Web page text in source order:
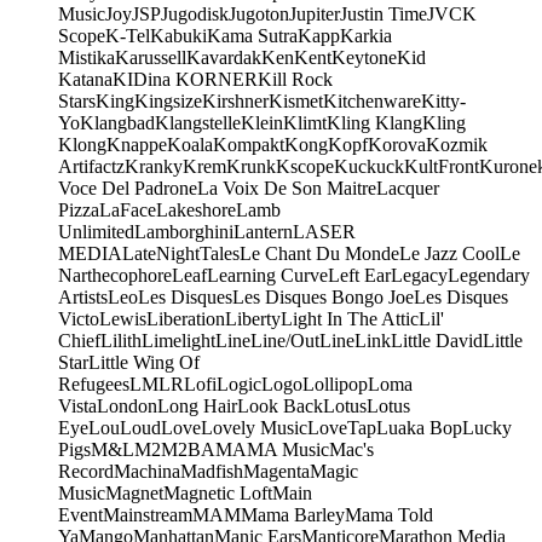
MusicJoyJSPJugodiskJugotonJupiterJustin TimeJVCK
ScopeK-TelKabukiKama SutraKappKarkia
MistikaKarussellKavardakKenKentKeytoneKid
KatanaKIDina KORNERKill Rock
StarsKingKingsizeKirshnerKismetKitchenwareKitty-
YoKlangbadKlangstelleKleinKlimtKling KlangKling
KlongKnappeKoalaKompaktKongKopfKorovaKozmik
ArtifactzKrankyKremKrunkKscopeKuckuckKultFront
Voce Del PadroneLa Voix De Son MaitreLacquer
PizzaLaFaceLakeshoreLamb
UnlimitedLamborghiniLanternLASER
MEDIALateNightTalesLe Chant Du MondeLe Jazz CoolLe
NarthecophoreLeafLearning CurveLeft EarLegacyLegendary
ArtistsLeoLes DisquesLes Disques Bongo JoeLes Disques
VictoLewisLiberationLibertyLight In The AtticLil'
ChiefLilithLimelightLineLine/OutLineLinkLittle DavidLittle
StarLittle Wing Of
RefugeesLMLRLofiLogicLogoLollipopLoma
VistaLondonLong HairLook BackLotusLotus
EyeLouLoudLoveLovely MusicLoveTapLuaka BopLucky
PigsM&LM2M2BAMAMA MusicMac's
RecordMachinaMadfishMagentaMagic
MusicMagnetMagnetic LoftMain
EventMainstreamMAMMama BarleyMama Told
YaMangoManhattanManic EarsManticoreMarathon Media